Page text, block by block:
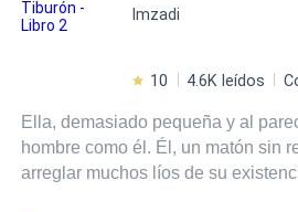
Imzadi
10 4.6K leídos
Ella, demasiado pequeña y al
hombre como él. Él, un matón sin
arreglar muchos líos de su